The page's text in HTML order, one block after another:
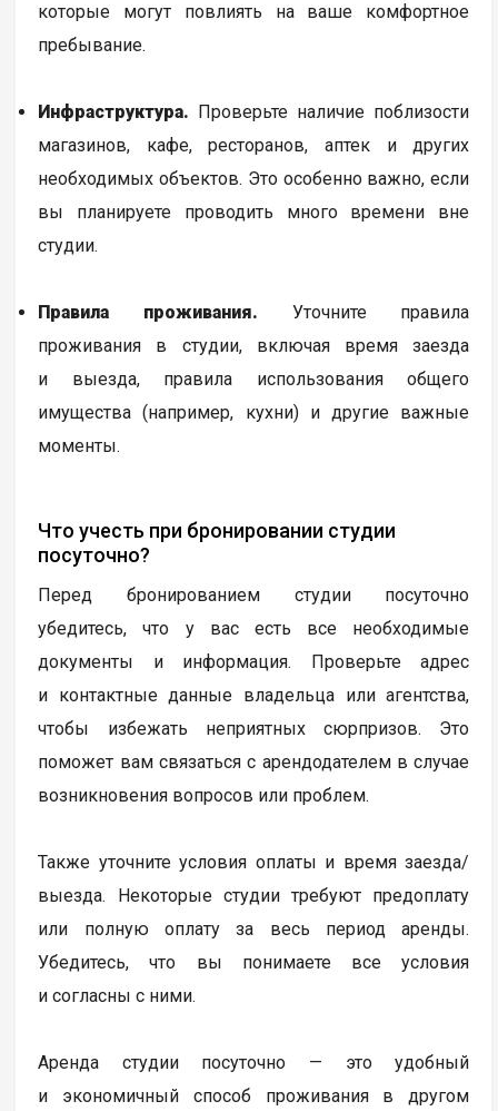
которые могут повлиять на ваше комфортное
пребывание.
Инфраструктура. Проверьте наличие поблизости
магазинов, кафе, ресторанов, аптек и других
необходимых объектов. Это особенно важно, если
вы планируете проводить много времени вне
студии.
Правила проживания. Уточните правила
проживания в студии, включая время заезда
и выезда, правила использования общего
имущества (например, кухни) и другие важные
моменты.
Что учесть при бронировании студии
посуточно?
Перед бронированием студии посуточно
убедитесь, что у вас есть все необходимые
документы и информация. Проверьте адрес
и контактные данные владельца или агентства,
чтобы избежать неприятных сюрпризов. Это
поможет вам связаться с арендодателем в случае
возникновения вопросов или проблем.
Также уточните условия оплаты и время заезда/
выезда. Некоторые студии требуют предоплату
или полную оплату за весь период аренды.
Убедитесь, что вы понимаете все условия
и согласны с ними.
Аренда студии посуточно — это удобный
и экономичный способ проживания в другом